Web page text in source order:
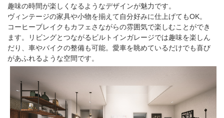
趣味の時間が楽しくなるようなデザインが魅力です。
ヴィンテージの家具や小物を揃えて自分好みに仕上げてもOK。
コーヒーブレイクもカフェさながらの雰囲気で楽しむことができ
ます。リビングとつながるビルトインガレージでは趣味を楽しん
だり、車やバイクの整備も可能。愛車を眺めているだけでも喜び
があふれるような空間です。